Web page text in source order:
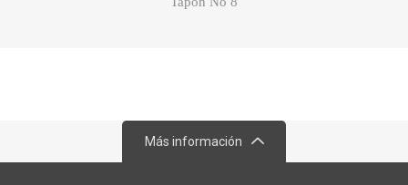
Más información